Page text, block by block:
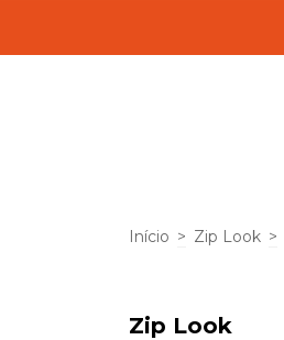
Início > Zip Look >
Zip Look